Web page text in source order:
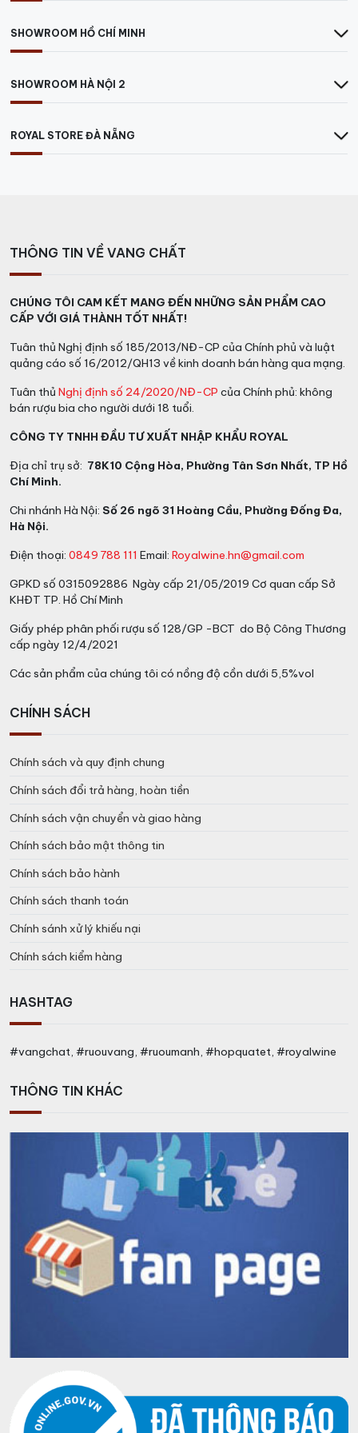
SHOWROOM HỒ CHÍ MINH
SHOWROOM HÀ NỘI 2
ROYAL STORE ĐÀ NẴNG
THÔNG TIN VỀ VANG CHẤT
CHÚNG TÔI CAM KẾT MANG ĐẾN NHỮNG SẢN PHẨM CAO
CẤP VỚI GIÁ THÀNH TỐT NHẤT!
Tuân thủ Nghị định số 185/2013/NĐ-CP của Chính phủ và luật
quảng cáo số 16/2012/QH13 về kinh doanh bán hàng qua mạng.
Tuân thủ Nghị định số 24/2020/NĐ-CP của Chính phủ: không
bán rượu bia cho người dưới 18 tuổi.
CÔNG TY TNHH ĐẦU TƯ XUẤT NHẬP KHẨU ROYAL
Địa chỉ trụ sở: 78K10 Cộng Hòa, Phường Tân Sơn Nhất, TP Hồ
Chí Minh.
Chi nhánh Hà Nội: Số 26 ngõ 31 Hoàng Cầu, Phường Đống Đa,
Hà Nội.
Điện thoại: 0849 788 111 Email: Royalwine.hn@gmail.com
GPKD số 0315092886 Ngày cấp 21/05/2019 Cơ quan cấp Sở
KHĐT TP. Hồ Chí Minh
Giấy phép phân phối rượu số 128/GP -BCT do Bộ Công Thương
cấp ngày 12/4/2021
Các sản phẩm của chúng tôi có nồng độ cồn dưới 5,5%vol
CHÍNH SÁCH
Chính sách và quy định chung
Chính sách đổi trả hàng, hoàn tiền
Chính sách vận chuyển và giao hàng
Chính sách bảo mật thông tin
Chính sách bảo hành
Chính sách thanh toán
Chính sánh xử lý khiếu nại
Chính sách kiểm hàng
HASHTAG
#vangchat, #ruouvang, #ruoumanh, #hopquatet, #royalwine
THÔNG TIN KHÁC